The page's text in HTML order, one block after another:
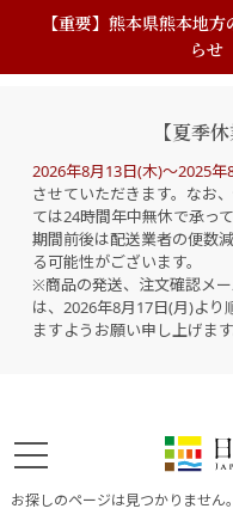
【重要】熊本県熊本地
らせ
【夏季
2026年8月13日(木)～2025年
させていただきます。なお
ては24時間年中無休で承っ
期間前後は配送業者の便数
る可能性がございます。
※商品の発送、注文確認メ
は、2026年8月17日(月)より
ますようお願い申し上げます
お探しのページは見つかりません。